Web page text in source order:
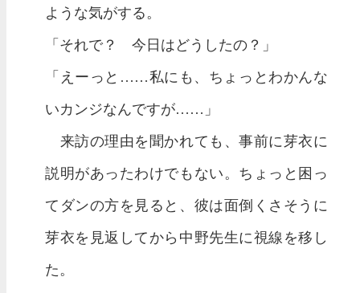
ような気がする。
「それで？ 今日はどうしたの？」
「えーっと……私にも、ちょっとわかんな
いカンジなんですが……」
来訪の理由を聞かれても、事前に芽衣に
説明があったわけでもない。ちょっと困っ
てダンの方を見ると、彼は面倒くさそうに
芽衣を見返してから中野先生に視線を移し
た。